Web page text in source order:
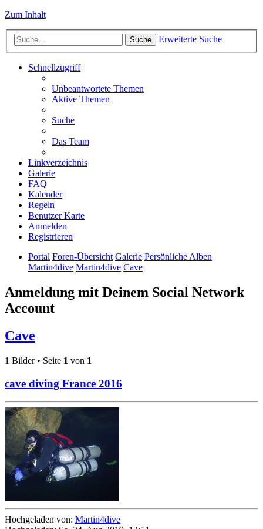
Zum Inhalt
Suche Erweiterte Suche
Schnellzugriff
Unbeantwortete Themen
Aktive Themen
Suche
Das Team
Linkverzeichnis
Galerie
FAQ
Kalender
Regeln
Benutzer Karte
Anmelden
Registrieren
Portal Foren-Übersicht Galerie Persönliche Alben
Martin4dive Martin4dive Cave
Anmeldung mit Deinem Social Network
Account
Cave
1 Bilder • Seite 1 von 1
cave diving France 2016
Hochgeladen von: Martin4dive